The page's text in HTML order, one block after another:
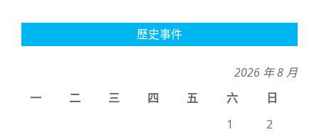
歷史事件
2026 年 8 月
一
二 三 四 五 六
日
1
2